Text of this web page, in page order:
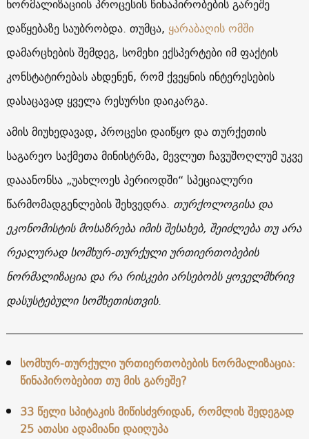
დაწყებაზე საუბრობდა. თუმცა, ყარაბაღის ომში
დამარცხების შემდეგ, სომეხი ექსპერტები იმ ფაქტის
კონსტატირებას ახდენენ, რომ ქვეყნის ინტერესების
დასაცავად ყველა რესურსი დაიკარგა.
ამის მიუხედავად, პროცესი დაიწყო და თურქეთის
საგარეო საქმეთა მინისტრმა, მევლუთ ჩავუშოღლუმ უკვე
დააანონსა „უახლოეს პერიოდში“ სპეციალური
წარმომადგენლების შეხვედრა. თურქოლოგისა და
ეკონომისტის მოსაზრება იმის შესახებ, შეიძლება თუ არა
რეალურად სომხურ-თურქული ურთიერთობების
ნორმალიზაცია და რა რისკები არსებობს ყოველმხრივ
დასუსტებული სომხეთისთვის.
სომხურ-თურქული ურთიერთობების ნორმალიზაცია:
წინაპირობებით თუ მის გარეშე?
33 წელი სპიტაკის მიწისძვრიდან, რომლის შედეგად
25 ათასი ადამიანი დაიღუპა